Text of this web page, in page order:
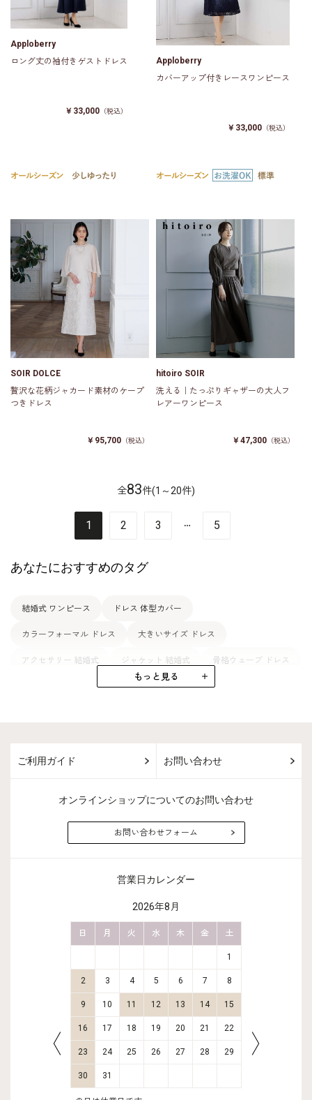
Apploberry
ロング丈の袖付きゲストドレス
￥33,000 （税込）
Apploberry
カバーアップ付きレースワンピース
￥33,000 （税込）
SOIR DOLCE
贅沢な花柄ジャカード素材のケープ
つきドレス
￥95,700 （税込）
hitoiro SOIR
洗える｜たっぷりギャザーの大人フ
レアーワンピース
￥47,300 （税込）
全83件(1～20件)
1 2 3 5
あなたにおすすめのタグ
結婚式 ワンピース ドレス 体型カバー
カラーフォーマル ドレス 大きいサイズ ドレス
アクセサリー 結婚式 ジャケット 結婚式 骨格ウェーブ ドレス
ドレス WEB限定 ドレス 涼しい
プチソワール 結婚式 結婚式 ゆったり 骨格ウェーブ 結婚式
もっと見る
ご利用ガイド お問い合わせ
オンラインショップについてのお問い合わせ
お問い合わせフォーム
営業日カレンダー
2026年8月
日 月 火 水 木 金 土
1
2 3 4 5 6 7 8
9 10 11 12 13 14 15
16 17 18 19 20 21 22
23 24 25 26 27 28 29
30 31